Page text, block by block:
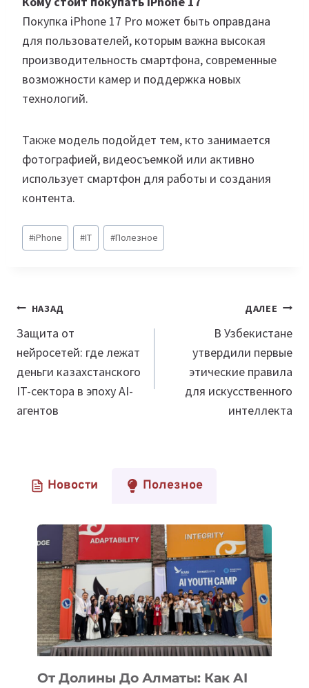
Покупка iPhone 17 Pro может быть оправдана
для пользователей, которым важна высокая
производительность смартфона, современные
возможности камер и поддержка новых
технологий.
Также модель подойдет тем, кто занимается
фотографией, видеосъемкой или активно
использует смартфон для работы и создания
контента.
Метки
записи:
#iPhone #IT #Полезное
Навигация
по
записям
НАЗАД
Защита от
нейросетей: где лежат
деньги казахстанского
IT-сектора в эпоху AI-
агентов
ДАЛЕЕ
В Узбекистане
утвердили первые
этические правила
для искусственного
интеллекта
Новости Полезное
От Долины До Алматы: Как AI